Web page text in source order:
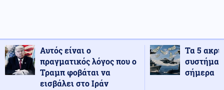
Αυτός είναι ο
πραγματικός λόγος που ο
Τραμπ φοβάται να
εισβάλει στο Ιράν
Τα 5
σήμερα